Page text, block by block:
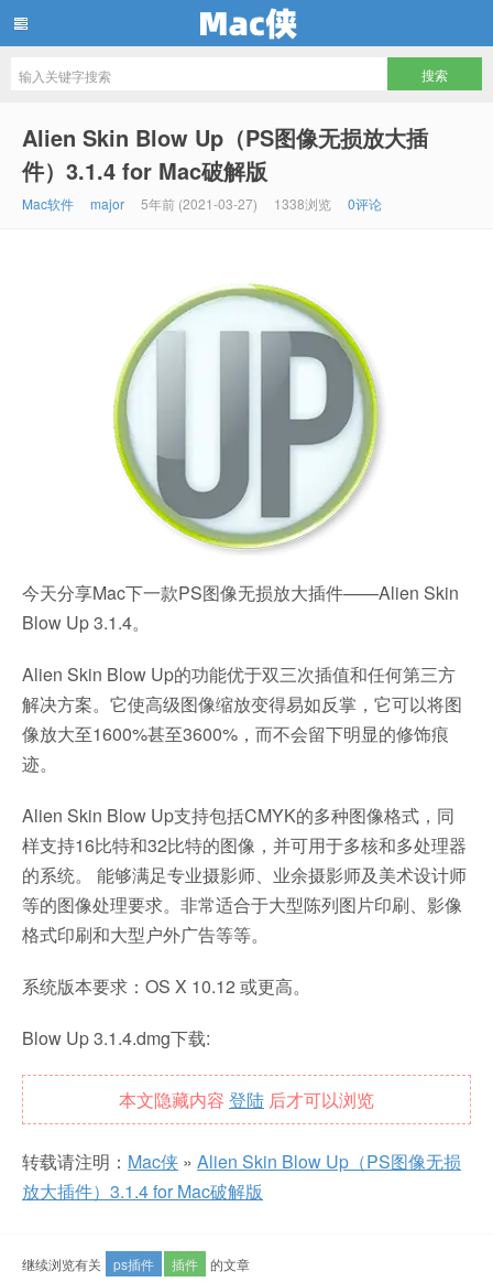
Alien Skin Blow Up（PS图像无损放大插
件）3.1.4 for Mac破解版
Mac软件 major 5年前 (2021-03-27) 1338浏览 0评论
今天分享Mac下一款PS图像无损放大插件——Alien Skin
Blow Up 3.1.4。
Alien Skin Blow Up的功能优于双三次插值和任何第三方
解决方案。它使高级图像缩放变得易如反掌，它可以将图
像放大至1600%甚至3600%，而不会留下明显的修饰痕
迹。
Alien Skin Blow Up支持包括CMYK的多种图像格式，同
样支持16比特和32比特的图像，并可用于多核和多处理器
的系统。 能够满足专业摄影师、业余摄影师及美术设计师
等的图像处理要求。非常适合于大型陈列图片印刷、影像
格式印刷和大型户外广告等等。
系统版本要求：OS X 10.12 或更高。
Blow Up 3.1.4.dmg下载:
本文隐藏内容 登陆 后才可以浏览
转载请注明： Mac侠 » Alien Skin Blow Up（PS图像无损
放大插件）3.1.4 for Mac破解版
继续浏览有关 ps插件 插件 的文章